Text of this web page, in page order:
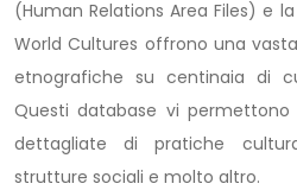
(Human Relations Area Files) e
World Cultures offrono una
etnografiche su centinaia di
Questi database vi
dettagliate di pratiche
strutture sociali e molto altro.